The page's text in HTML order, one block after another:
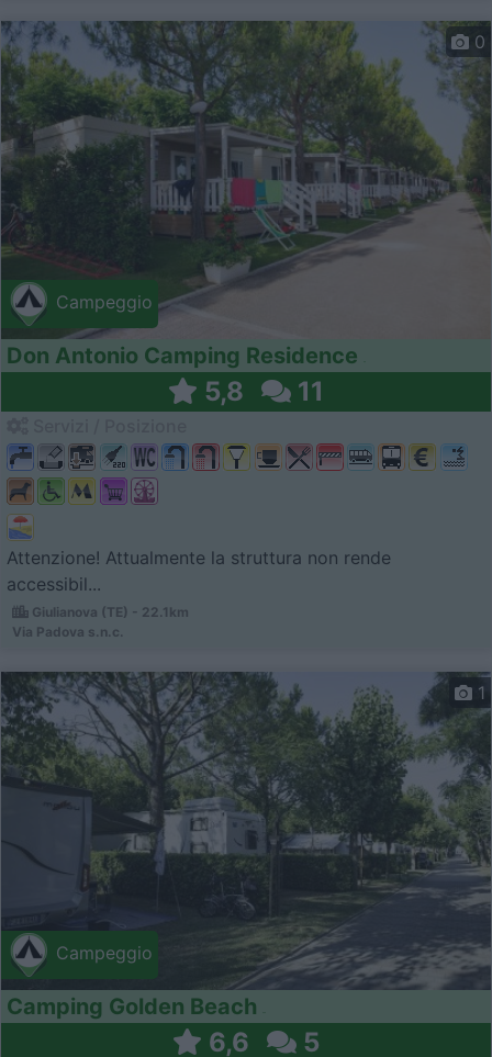
Campeggio
0
Don Antonio Camping Residence
5,8 11
Attenzione! Attualmente la struttura non rende
accessibil...
Giulianova (TE) - 22.1km
Via Padova s.n.c.
Campeggio
1
Camping Golden Beach
6,6 5